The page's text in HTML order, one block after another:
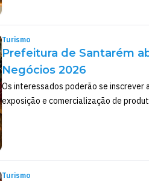
Turismo
Prefeitura de Santarém
Negócios 2026
Os interessados poderão se inscrever
exposição e comercialização de
Turismo